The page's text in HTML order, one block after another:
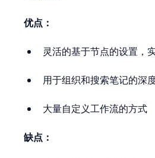
优点：
灵活的基于节点的设置，
用于组织和搜索笔记的深
大量自定义工作流的方式
缺点：